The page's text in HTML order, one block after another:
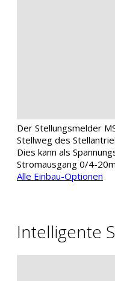
Der Stellungsmelder
Stellweg des
Dies kann als
Stromausgang 0/4-
Alle Einbau-Optionen
Intelligente